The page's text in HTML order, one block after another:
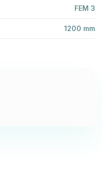
FEM 3
1200 mm